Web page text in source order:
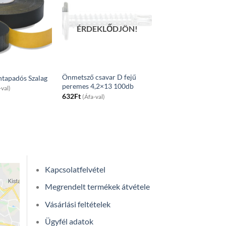
Szalag
ÉRDEKLŐDJÖN!
Önmetsző csavar D fejű
peremes 4,2×13 100db
632Ft (Áfa-val)
Kapcsolatfelvétel
Megrendelt termékek átvétele
Vásárlási feltételek
Ügyfél adatok